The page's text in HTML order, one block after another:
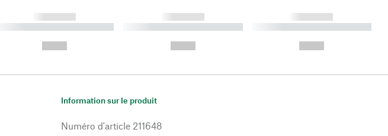
------------
----------- ----------- ----------
------------
----------- ----------- ----------
------------
----------- ----------- ----------
Information sur le produit
Numéro d'article 211648